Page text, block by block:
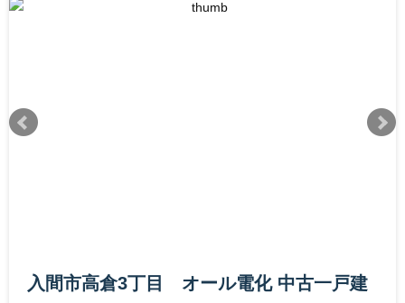
入間市高倉3丁目 オール電化 中古一戸建